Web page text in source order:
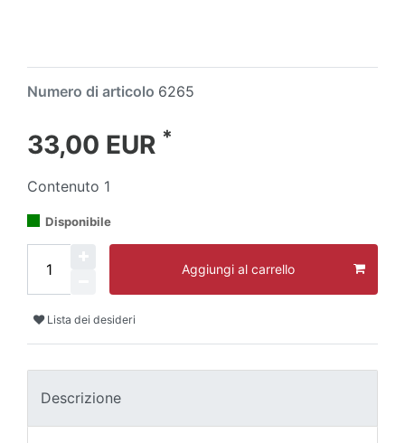
Numero di articolo 6265
33,00 EUR *
Contenuto 1
Disponibile
Aggiungi al carrello
Lista dei desideri
Descrizione